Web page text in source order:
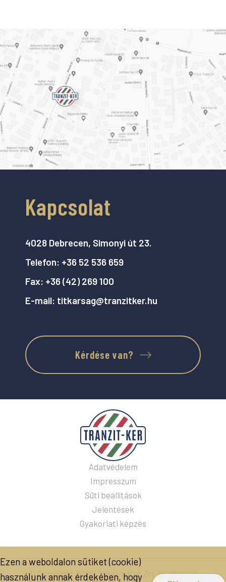
Kapcsolat
4028 Debrecen, Simonyi út 23.
Telefon: +36 52 536 659
Fax: +36 (42) 269 100
E-mail: titkarsag@tranzitker.hu
Kérdése van?
Adatvédelem
Impresszum
Süti beállítások
Jelentések
Gyakorlati képzés
© Copyright 2026. Tranzit-Ker Zrt. Minden jog
Ezen a weboldalon sütiket (cookie)
használunk annak érdekében, hogy